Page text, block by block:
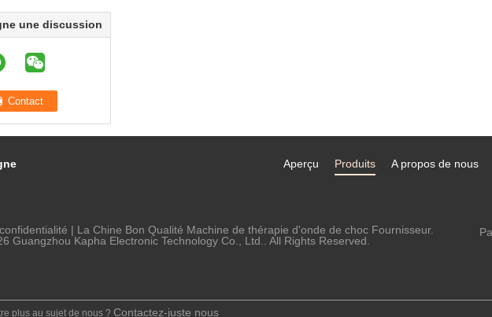
une discussion
A propos de nous
Produits
Aperçu
| La Chine Bon Qualité Machine de thérapie d'onde de choc Fournisseur.
Guangzhou Kapha Electronic Technology Co., Ltd.. All Rights Reserved.
plus au sujet de nous ? Contactez-juste nous